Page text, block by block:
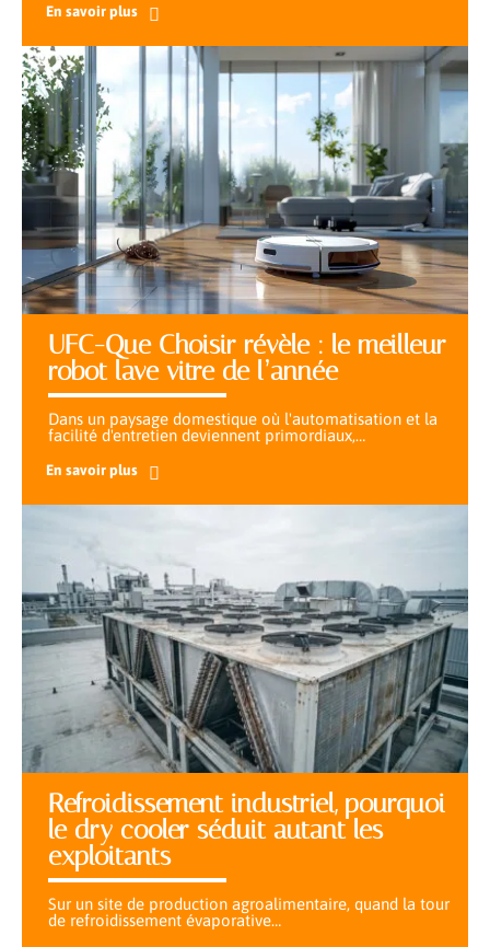
En savoir plus
UFC-Que Choisir révèle : le meilleur
robot lave vitre de l’année
Dans un paysage domestique où l'automatisation et la
facilité d'entretien deviennent primordiaux,…
En savoir plus
Refroidissement industriel, pourquoi
le dry cooler séduit autant les
exploitants
Sur un site de production agroalimentaire, quand la tour
de refroidissement évaporative…